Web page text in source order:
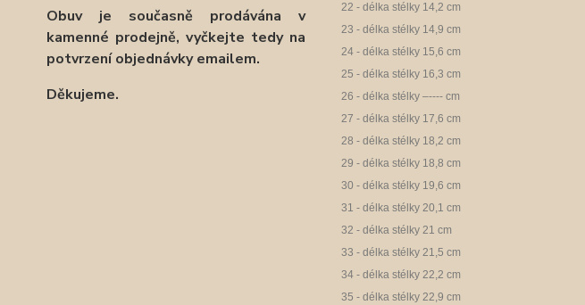
Obuv je současně prodávána v
kamenné prodejně, vyčkejte tedy na
potvrzení objednávky emailem.
Děkujeme.
22 - délka stélky 14,2 cm
23 - délka stélky 14,9 cm
24 - délka stélky 15,6 cm
25 - délka stélky 16,3 cm
26 - délka stélky –---- cm
27 - délka stélky 17,6 cm
28 - délka stélky 18,2 cm
29 - délka stélky 18,8 cm
30 - délka stélky 19,6 cm
31 - délka stélky 20,1 cm
32 - délka stélky 21 cm
33 - délka stélky 21,5 cm
34 - délka stélky 22,2 cm
35 - délka stélky 22,9 cm